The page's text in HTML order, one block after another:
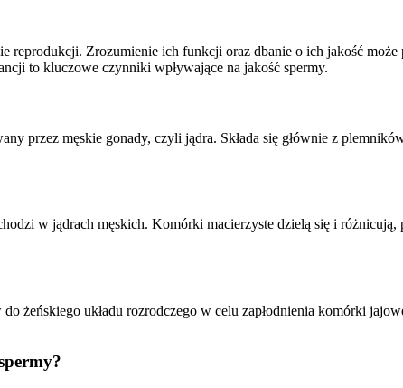
reprodukcji. Zrozumienie ich funkcji oraz dbanie o ich jakość
to kluczowe czynniki wpływające na jakość spermy.
przez męskie gonady, czyli jądra. Składa się głównie z
w jądrach męskich. Komórki macierzyste dzielą się i
żeńskiego układu rozrodczego w celu zapłodnienia komórki